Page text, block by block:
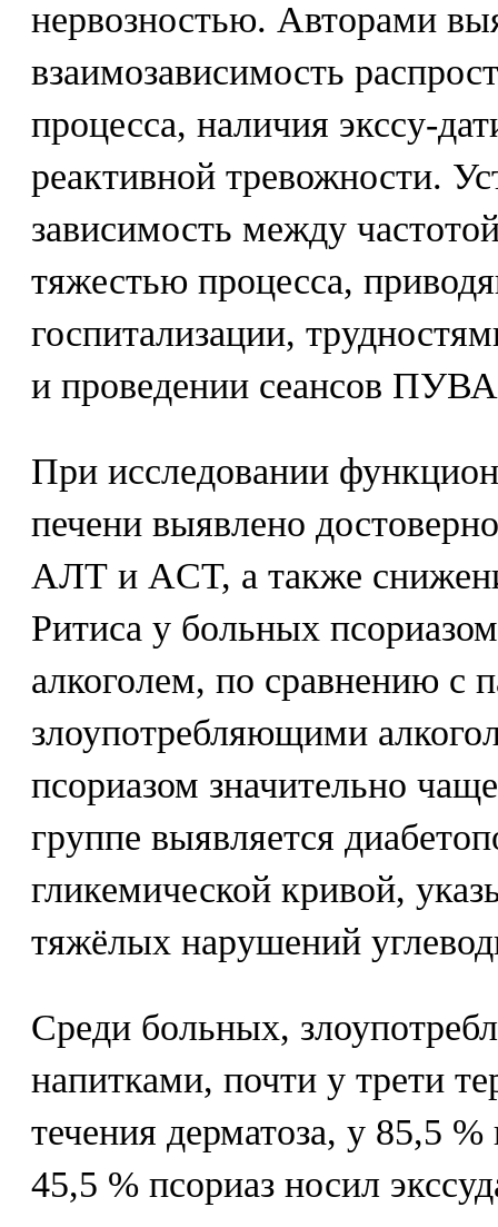
нервозностью. Авторами
взаимозависимость
процесса, наличия экссу-
реактивной тревожности.
зависимость между
тяжестью процесса,
госпитализации,
и проведении сеансов
При исследовании
печени выявлено
АЛТ и ACT, а также
Ритиса у больных
алкоголем, по сравнению с
злоупотребляющими
псориазом значительно
группе выявляется
гликемической кривой,
тяжёлых нарушений
Среди больных,
напитками, почти у трети
течения дерматоза, у 85,5
45,5 % псориаз носил